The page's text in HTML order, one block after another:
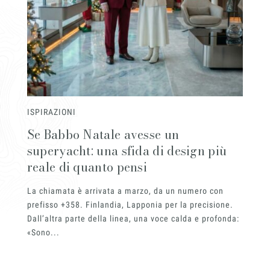
Chi siamo
Lavora
Contatti
ISPIRAZIONI
Se Babbo Natale avesse un
superyacht: una sfida di design più
reale di quanto pensi
La chiamata è arrivata a marzo, da un numero con
prefisso +358. Finlandia, Lapponia per la precisione.
Dall’altra parte della linea, una voce calda e profonda:
«Sono...